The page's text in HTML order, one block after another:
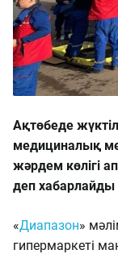
Ақтөбеде
медициналық
жәрдем көлігі
деп хабарлайды
«Диапазон»
гипермаркеті